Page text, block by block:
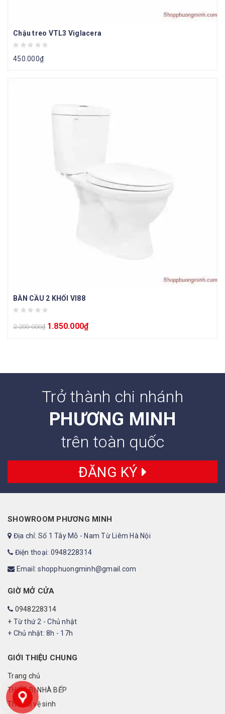
Chậu treo VTL3 Viglacera
450.000₫
BÀN CẦU 2 KHỐI VI88
2.200.000₫ 1.850.000₫
Trở thành chi nhánh
PHƯƠNG MINH
trên toàn quốc
ĐĂNG KÝ
SHOWROOM PHƯƠNG MINH
Địa chỉ: Số 1 Tây Mỗ - Nam Từ Liêm Hà Nội
Điện thoại: 0948228314
Email: shopphuongminh@gmail.com
GIỜ MỞ CỬA
0948228314
+ Từ thứ 2 - Chủ nhật
+ Chủ nhật: 8h - 17h
GIỚI THIỆU CHUNG
Trang chủ
THIẾT BỊ NHÀ BẾP
Thiết bị vệ sinh